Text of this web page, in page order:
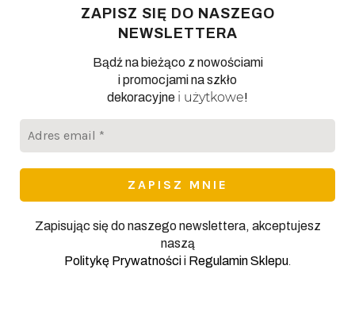
ZAPISZ SIĘ DO NASZEGO
NEWSLETTERA
Bądź na bieżąco z nowościami
i promocjami na szkło
dekoracyjne i użytkowe!
Zapisując się do naszego newslettera, akceptujesz
naszą
Politykę Prywatnościi Regulamin Sklepu